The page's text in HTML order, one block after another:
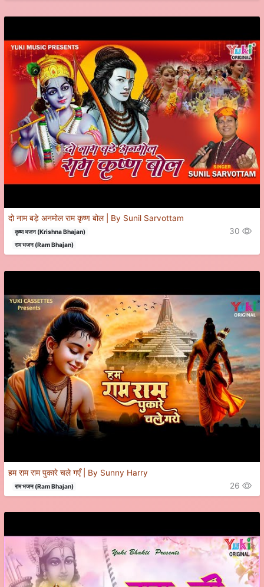
दो नाम बड़े अनमोल राम कृष्ण बोल | By Sunil Sarvottam
कृष्ण भजन (Krishna Bhajan)
राम भजन (Ram Bhajan)
30
हम राम राम पुकारे चले गएँ | By Sunny Harry
राम भजन (Ram Bhajan) 26